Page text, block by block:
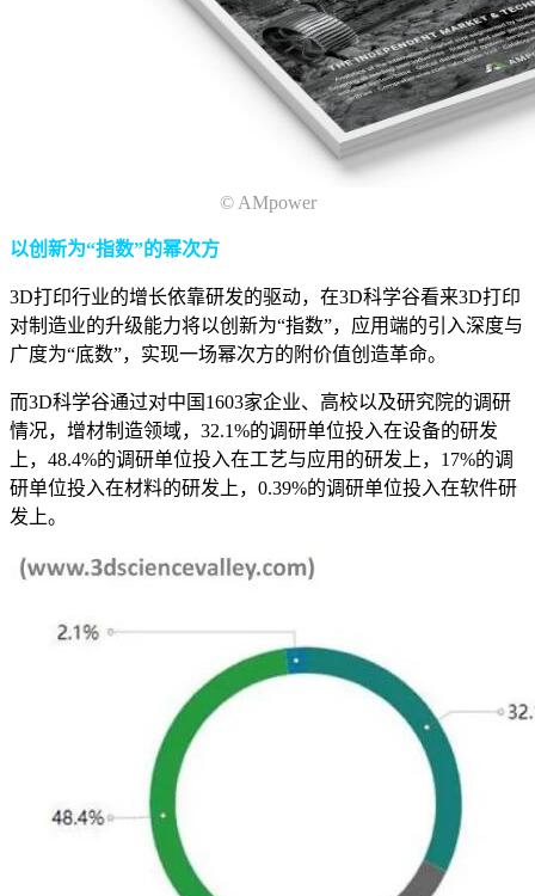
© AMpower
以创新为“指数”的幂次方
3D打印行业的增长依靠研发的驱动，在3D科学谷看来3D打印
对制造业的升级能力将以创新为“指数”，应用端的引入深度与
广度为“底数”，实现一场幂次方的附价值创造革命。
而3D科学谷通过对中国1603家企业、高校以及研究院的调研
情况，增材制造领域，32.1%的调研单位投入在设备的研发
上，48.4%的调研单位投入在工艺与应用的研发上，17%的调
研单位投入在材料的研发上，0.39%的调研单位投入在软件研
发上。